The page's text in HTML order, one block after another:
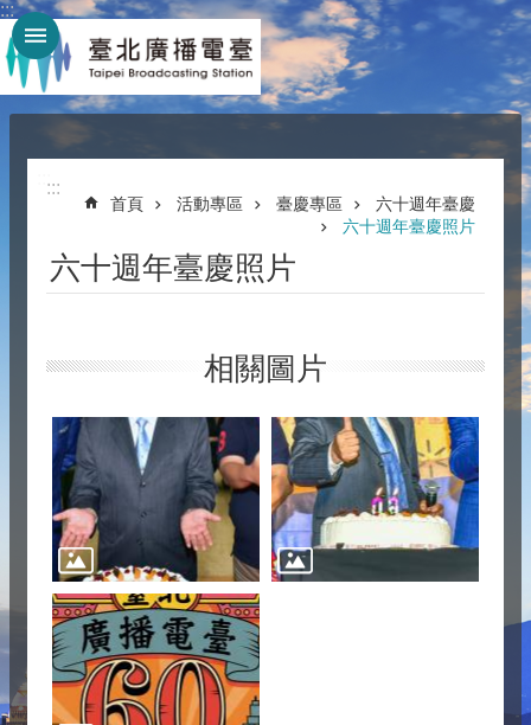
跳到主要內容區塊
:::
:::
首頁 活動專區 臺慶專區
六十週年臺慶
六十週年臺慶照片
六十週年臺慶照片
相關圖片